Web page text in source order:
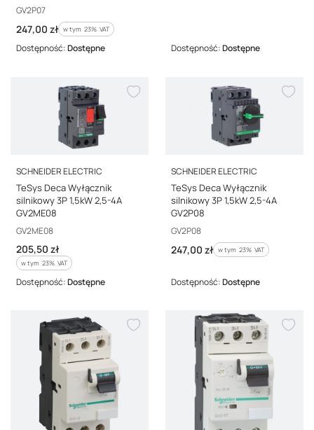
Kod producenta
GV2P07
Cena brutto
247,00 zł w tym %s VAT
w tym 23% VAT
Dostępność:Dostępne Dostępność:Dostępne
PRODUCENT
SCHNEIDER ELECTRIC
TeSys Deca Wyłącznik
silnikowy 3P 1,5kW 2,5-4A
GV2ME08
Kod producenta
GV2ME08
Cena brutto
205,50 zł
w tym %s VAT
w tym 23% VAT
Dostępność:Dostępne
PRODUCENT
SCHNEIDER ELECTRIC
TeSys Deca Wyłącznik
silnikowy 3P 1,5kW 2,5-4A
GV2P08
Kod producenta
GV2P08
Cena brutto
247,00 zł w tym %s VAT
w tym 23% VAT
Dostępność:Dostępne